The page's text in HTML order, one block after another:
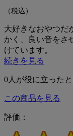
（税込）
大好きなおやつだ
かく、良い音をさ
けています。
続きを見る
0人が役に立った
この商品を見る
評価：